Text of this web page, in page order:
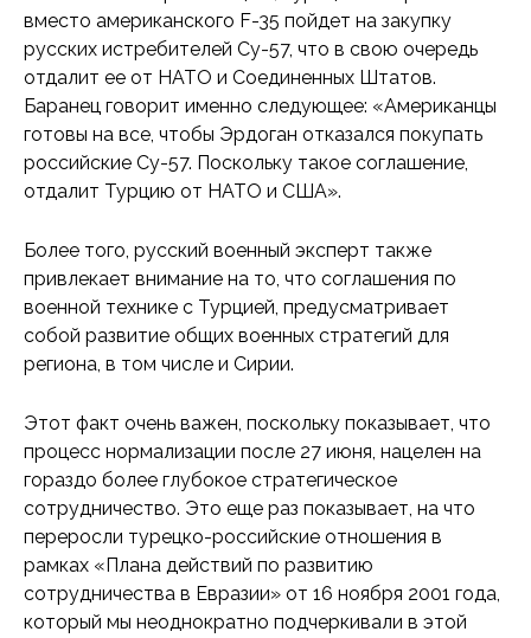
вместо американского F-35 пойдет на закупку
русских истребителей Су-57, что в свою очередь
отдалит ее от НАТО и Соединенных Штатов.
Баранец говорит именно следующее: «Американцы
готовы на все, чтобы Эрдоган отказался покупать
российские Су-57. Поскольку такое соглашение,
отдалит Турцию от НАТО и США».
Более того, русский военный эксперт также
привлекает внимание на то, что соглашения по
военной технике с Турцией, предусматривает
собой развитие общих военных стратегий для
региона, в том числе и Сирии.
Этот факт очень важен, поскольку показывает, что
процесс нормализации после 27 июня, нацелен на
гораздо более глубокое стратегическое
сотрудничество. Это еще раз показывает, на что
переросли турецко-российские отношения в
рамках «Плана действий по развитию
сотрудничества в Евразии» от 16 ноября 2001 года,
который мы неоднократно подчеркивали в этой